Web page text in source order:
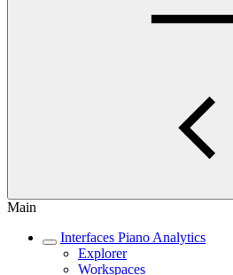
Main
Interfaces Piano Analytics
Explorer
Workspaces